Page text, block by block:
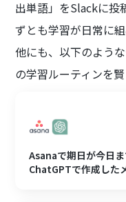
出単語」をSlackに投
ずとも学習が日常に組
他にも、以下のよう
の学習ルーティンを
Asanaで期日が今日ま
ChatGPTで作成した